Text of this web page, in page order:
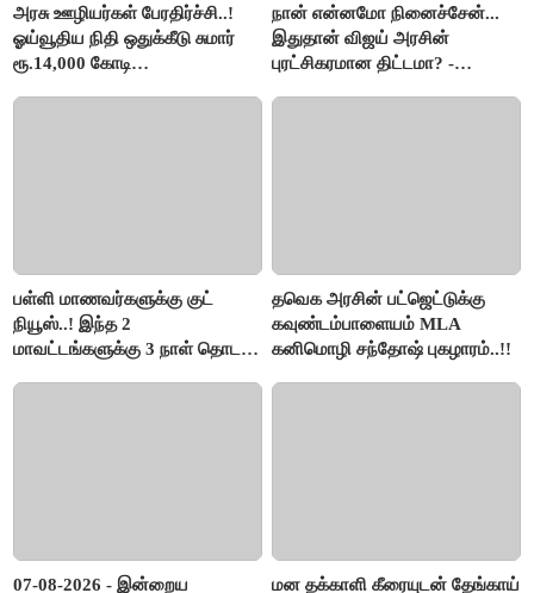
அரசு ஊழியர்கள் பேரதிர்ச்சி..!
ஓய்வூதிய நிதி ஒதுக்கீடு சுமார்
ரூ.14,000 கோடி
நான் என்னமோ நினைச்சேன்...
இதுதான் விஜய் அரசின்
புரட்சிகரமான திட்டமா? -
பள்ளி மாணவர்களுக்கு குட்
நியூஸ்..! இந்த 2
மாவட்டங்களுக்கு 3 நாள் தொடர்
தவெக அரசின் பட்ஜெட்டுக்கு
கவுண்டம்பாளையம் MLA
கனிமொழி சந்தோஷ் புகழாரம்..!!
07-08-2026 - இன்றைய
மன தக்காளி கீரையுடன் தேங்காய்